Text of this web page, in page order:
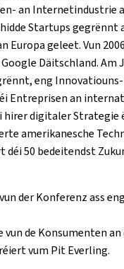
an Internetindustrie
Startups gegrënnt
Europa geleet. Vun
Däitschland. Am
eng Innovatiouns-
Entreprisen an
hirer digitaler Strategie
amerikanesche
déi 50 bedeitendst
der Konferenz ass
de Konsumenten
vum Pit Everling.